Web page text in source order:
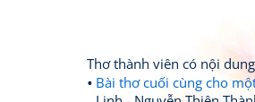
Thơ thành viên có nội
Bài thơ cuối cùng cho